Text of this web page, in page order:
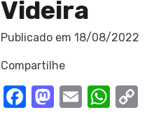
Videira
Publicado em 18/08/2022
Compartilhe
Facebook
Mastodon
Email